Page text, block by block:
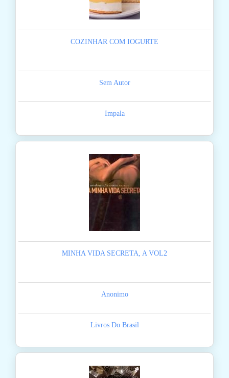
COZINHAR COM IOGURTE
Sem Autor
Impala
MINHA VIDA SECRETA, A VOL2
Anonimo
Livros Do Brasil